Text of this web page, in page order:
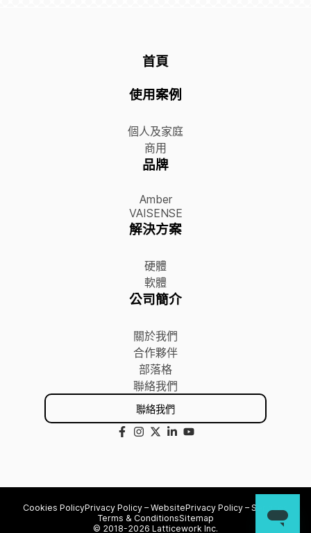
首頁
使用案例
個人及家庭
商用
品牌
Amber
VAISENSE
解決方案
硬體
軟體
公司簡介
關於我們
合作夥伴
部落格
聯絡我們
聯絡我們
Cookies PolicyPrivacy Policy – WebsitePrivacy Policy – Services
Terms & ConditionsSitemap
© 2018-2026 Latticework Inc.